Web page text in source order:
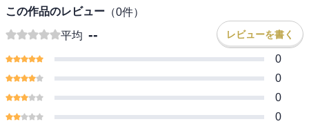
この作品のレビュー （0件）
平均 -- レビューを書く
0
0
0
0